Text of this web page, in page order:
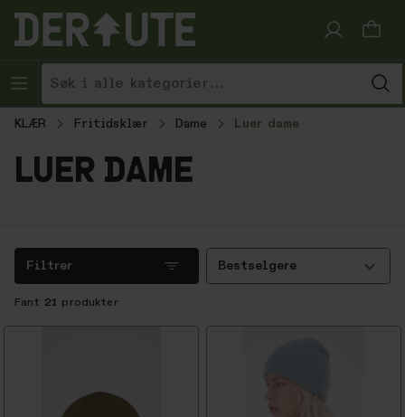
Hopp til innhold
KLÆR Fritidsklær Dame Luer dame
luer dame
Filtrer Bestselgere
Fant 21 produkter